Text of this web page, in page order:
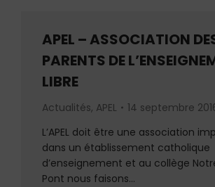
APEL – ASSOCIATION
PARENTS DE
LIBRE
Actualités, APEL
14 septembre
L’APEL doit être une association
dans un établissement catholique
d’enseignement et au collège
Pont nous faisons…